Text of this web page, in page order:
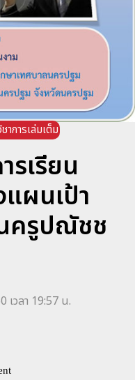
าการเล่มเต็ม
รเรียน
แผนเป้า
ครูปณัชช
เวลา 19:57 น.